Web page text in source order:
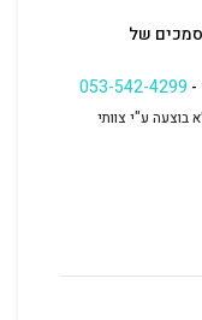
של
-
053-542-4299
בוצעה ע"י צוותי